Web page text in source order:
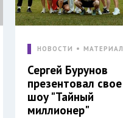
НОВОСТИ МАТЕРИАЛ
Сергей Бурунов
презентовал свое
шоу "Тайный
миллионер"